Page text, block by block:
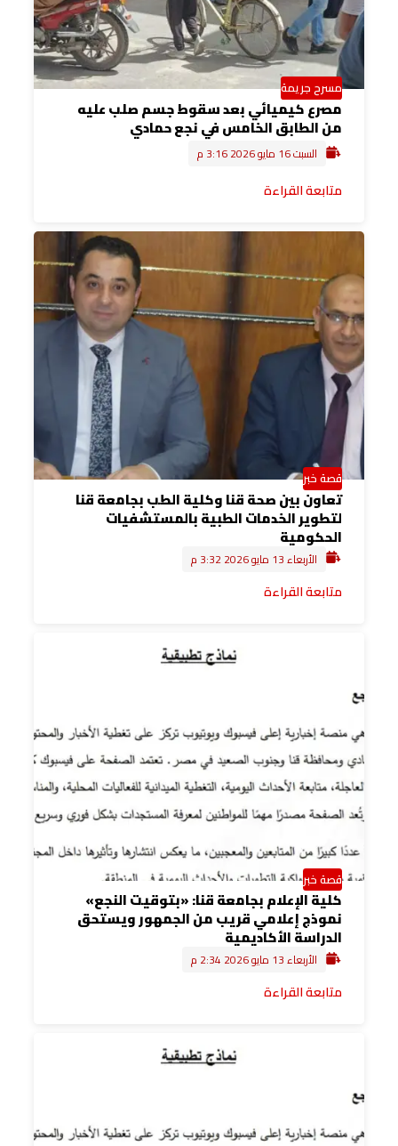
مسرح جريمة
مصرع كيميائي بعد سقوط جسم صلب عليه
من الطابق الخامس في نجع حمادي
السبت 16 مايو 2026 3:16 م
متابعة القراءة
قصة خبر
تعاون بين صحة قنا وكلية الطب بجامعة قنا
لتطوير الخدمات الطبية بالمستشفيات
الحكومية
الأربعاء 13 مايو 2026 3:32 م
متابعة القراءة
قصة خبر
كلية الإعلام بجامعة قنا: «بتوقيت النجع»
نموذج إعلامي قريب من الجمهور ويستحق
الدراسة الأكاديمية
الأربعاء 13 مايو 2026 2:34 م
متابعة القراءة